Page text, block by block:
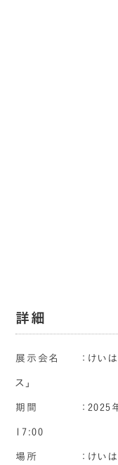
詳細
展示会名 ：けいは
ス」
期間 ：2025年6月
17:00
場所 ：けいはん